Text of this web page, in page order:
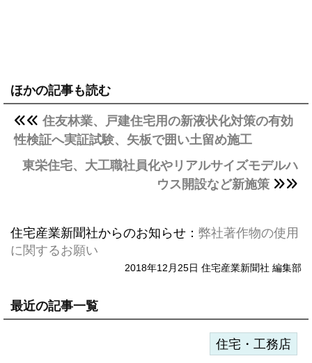
ほかの記事も読む
住友林業、戸建住宅用の新液状化対策の有効
性検証へ実証試験、矢板で囲い土留め施工
東栄住宅、大工職社員化やリアルサイズモデルハ
ウス開設など新施策
住宅産業新聞社からのお知らせ： 弊社著作物の使用
に関するお願い
2018年12月25日 住宅産業新聞社 編集部
最近の記事一覧
住宅・工務店